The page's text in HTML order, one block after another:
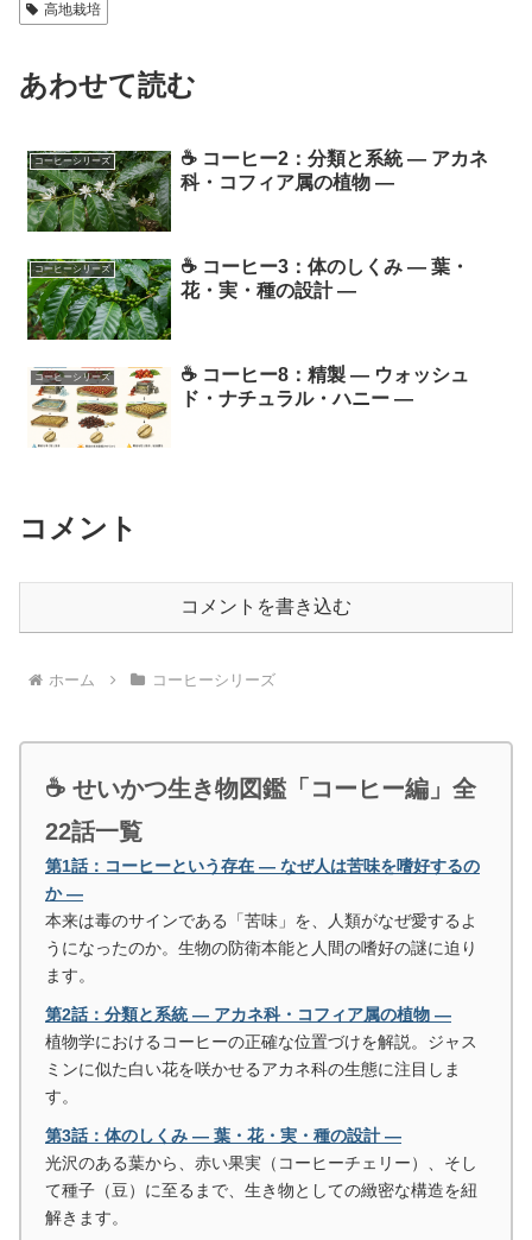
高地栽培
あわせて読む
コーヒーシリーズ
☕ コーヒー2：分類と系統 ― アカネ
科・コフィア属の植物 ―
コーヒーシリーズ
☕ コーヒー3：体のしくみ ― 葉・
花・実・種の設計 ―
コーヒーシリーズ
☕ コーヒー8：精製 ― ウォッシュ
ド・ナチュラル・ハニー ―
コメント
コメントを書き込む
ホーム コーヒーシリーズ
☕ せいかつ生き物図鑑「コーヒー編」全
22話一覧
第1話：コーヒーという存在 ― なぜ人は苦味を嗜好するの
か ―
本来は毒のサインである「苦味」を、人類がなぜ愛するよ
うになったのか。生物の防衛本能と人間の嗜好の謎に迫り
ます。
第2話：分類と系統 ― アカネ科・コフィア属の植物 ―
植物学におけるコーヒーの正確な位置づけを解説。ジャス
ミンに似た白い花を咲かせるアカネ科の生態に注目しま
す。
第3話：体のしくみ ― 葉・花・実・種の設計 ―
光沢のある葉から、赤い果実（コーヒーチェリー）、そし
て種子（豆）に至るまで、生き物としての緻密な構造を紐
解きます。